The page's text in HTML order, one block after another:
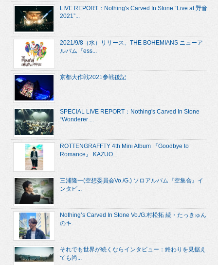
LIVE REPORT：Nothing's Carved In Stone “Live at 野音
2021”...
2021/9/8（水）リリース、THE BOHEMIANS ニューア
ルバム『ess...
京都大作戦2021参戦後記
SPECIAL LIVE REPORT：Nothing's Carved In Stone
“Wonderer ...
ROTTENGRAFFTY 4th Mini Album 『Goodbye to
Romance』 KAZUO...
三浦隆一(空想委員会Vo./G.) ソロアルバム『空集合』イ
ンタビ...
Nothing’s Carved In Stone Vo./G.村松拓 続・たっきゅん
のキ...
それでも世界が続くならインタビュー：終わりを見据え
ても尚...